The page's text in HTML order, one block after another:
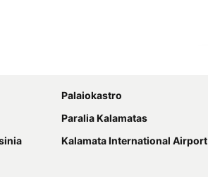
Palaiokastro
Paralia Kalamatas
Kalamata International Airport